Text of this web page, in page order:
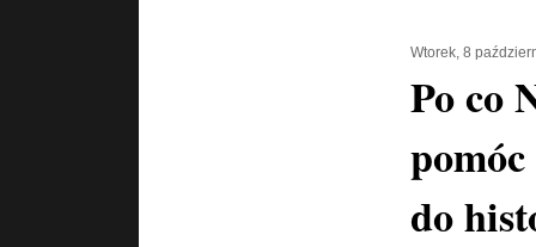
Wtorek, 8
Po co
do